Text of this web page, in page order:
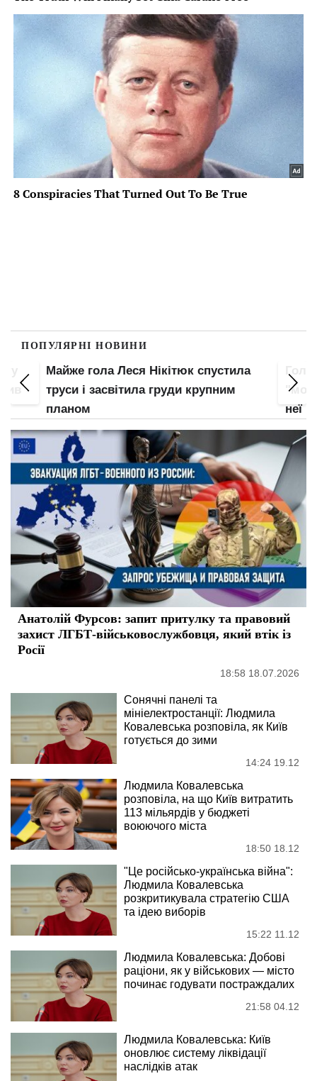
ПОПУЛЯРНІ НОВИНИ
Майже гола Леся Нікітюк спустила
труси і засвітила груди крупним
планом
неї
Анатолій Фурсов: запит притулку та правовий
захист ЛГБТ-військовослужбовця, який втік із
Росії
18:58 18.07.2026
Сонячні панелі та
мініелектростанції: Людмила
Ковалевська розповіла, як Київ
готується до зими
14:24 19.12
Людмила Ковалевська
розповіла, на що Київ витратить
113 мільярдів у бюджеті
воюючого міста
18:50 18.12
"Це російсько-українська війна":
Людмила Ковалевська
розкритикувала стратегію США
та ідею виборів
15:22 11.12
Людмила Ковалевська: Добові
раціони, як у військових — місто
починає годувати постраждалих
21:58 04.12
Людмила Ковалевська: Київ
оновлює систему ліквідації
наслідків атак